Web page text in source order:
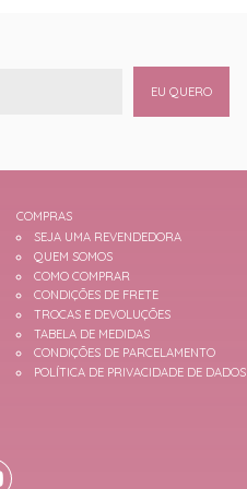
EU QUERO
COMPRAS
SEJA UMA REVENDEDORA
QUEM SOMOS
COMO COMPRAR
CONDIÇÕES DE FRETE
TROCAS E DEVOLUÇÕES
TABELA DE MEDIDAS
CONDIÇÕES DE PARCELAMENTO
POLÍTICA DE PRIVACIDADE DE DADOS